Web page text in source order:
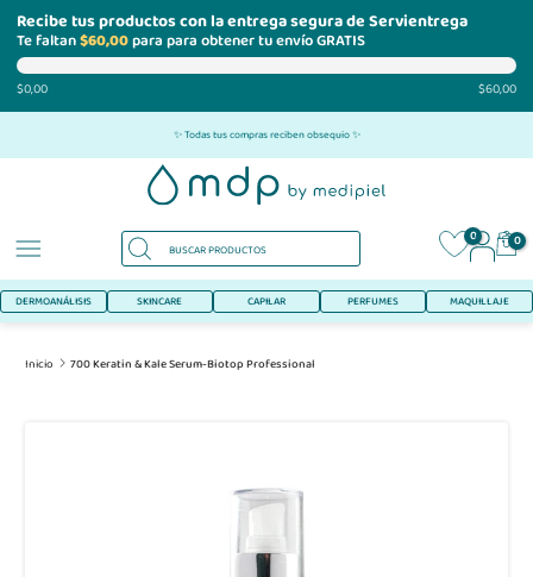
Recibe tus productos con la entrega segura de Servientrega
Te faltan$60,00para para obtener tu envío GRATIS
$0,00 $60,00
al
✨ Todas tus compras reciben obsequio ✨
0 0
DERMOANÁLISIS SKINCARE CAPILAR PERFUMES MAQUILLAJE
Inicio 700 Keratin & Kale Serum-Biotop Professional